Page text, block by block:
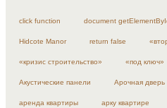
click function document
Hidcote Manor return false
«кризис строительство» «под ключ»
Акустические панели Арочная дверь
аренда квартиры арку квартире